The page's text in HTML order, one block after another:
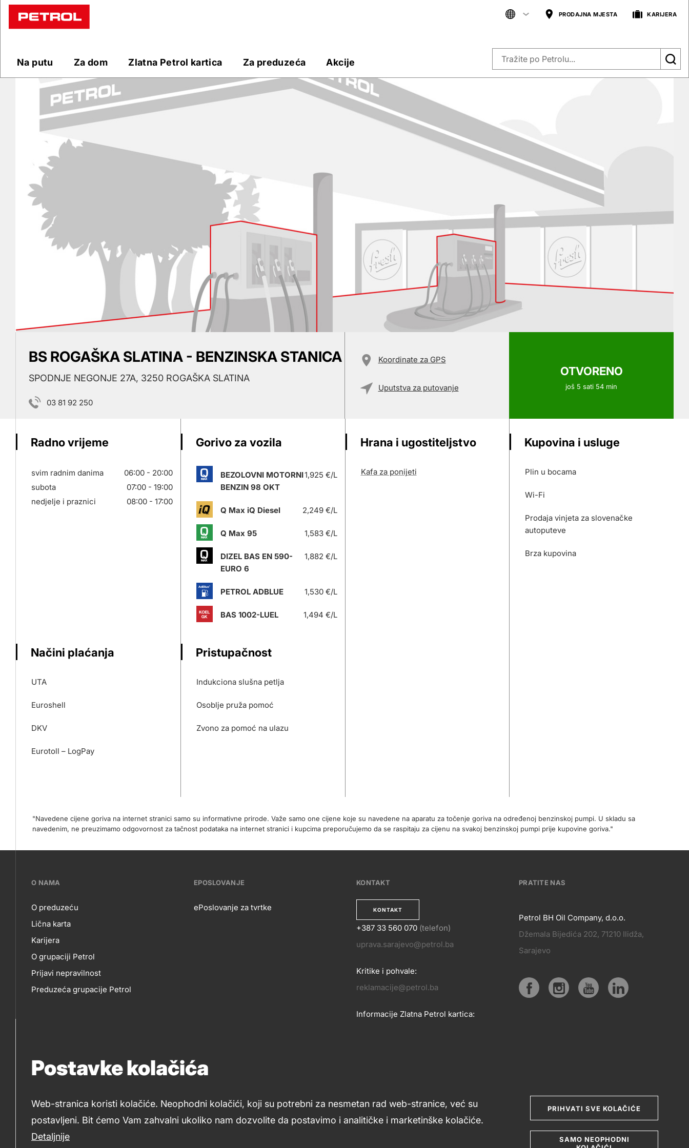
Postavke kolačića
Web-stranica koristi kolačiće. Neophodni kolačići, koji su potrebni za nesmetan rad web-stranice, već su
postavljeni. Bit ćemo Vam zahvalni ukoliko nam dozvolite da postavimo i analitičke i marketinške kolačiće.
Detaljnije
PRIHVATI SVE KOLAČIĆE
SAMO NEOPHODNI
Prodajna
mjesta
Na putu Za dom Zlatna Petrol kartica Za preduzeća Akcije
PRODAJNA MJESTA KARIJERA
OTVORENO
još 5 sati 54 min
BS ROGAŠKA SLATINA - BENZINSKA STANICA
SPODNJE NEGONJE 27A, 3250 ROGAŠKA SLATINA
03 81 92 250
Koordinate za GPS
Uputstva za putovanje
Radno vrijeme
svim radnim danima
06:00 - 20:00
subota
07:00 - 19:00
nedjelje i praznici
08:00 - 17:00
Gorivo za vozila
BEZOLOVNI MOTORNI
BENZIN 98 OKT
1,925 €/L
Q Max iQ Diesel 2,249 €/L
Q Max 95 1,583 €/L
DIZEL BAS EN 590-
EURO 6
1,882 €/L
PETROL ADBLUE 1,530 €/L
BAS 1002-LUEL 1,494 €/L
Hrana i ugostiteljstvo
Kafa za ponijeti
Kupovina i usluge
Plin u bocama
Wi-Fi
Prodaja vinjeta za slovenačke
autoputeve
Brza kupovina
Načini plaćanja
UTA
Euroshell
DKV
Eurotoll – LogPay
Pristupačnost
Indukciona slušna petlja
Osoblje pruža pomoć
Zvono za pomoć na ulazu
"Navedene cijene goriva na internet stranici samo su informativne prirode. Važe samo one cijene koje su navedene na aparatu za točenje goriva na određenoj benzinskoj pumpi. U skladu sa
navedenim, ne preuzimamo odgovornost za tačnost podataka na internet stranici i kupcima preporučujemo da se raspitaju za cijenu na svakoj benzinskoj pumpi prije kupovine goriva."
???
petrol-
skupno.footer-
title???
O NAMA
O
NAMA
O preduzeću
Lična karta
Karijera
O grupaciji Petrol
Prijavi nepravilnost
Preduzeća grupacije Petrol
EPOSLOVANJE
EPOSLOVANJE
ePoslovanje za tvrtke
KONTAKT
KONTAKT
KONTAKT
+387 33 560 070 (telefon)
uprava.sarajevo@petrol.ba
Kritike i pohvale:
reklamacije@petrol.ba
Informacije Zlatna Petrol kartica:
links
PRATITE NAS
PRATITE
NAS
Petrol BH Oil Company, d.o.o.
Džemala Bijedića 202, 71210 Ilidža,
Sarajevo
2019-2026 Petrol BH Oil Company d.o.o. i Petrol d.d., Ljubljana Uslovi upotrebe